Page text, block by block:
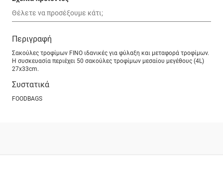
Περιγραφή
Σακούλες τροφίμων FINO ιδανικές για φύλαξη και μεταφορά τροφίμων.
Η συσκευασία περιέχει 50 σακούλες τροφίμων μεσαίου μεγέθους (4L)
27x33cm.
Συστατικά
FOODBAGS